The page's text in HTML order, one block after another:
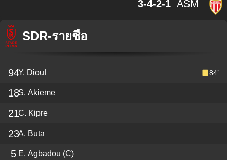
3-4-2-1 ASM
SDR-รายชื่อ
94Y. Diouf 84’
18S. Akieme
21C. Kipre
23A. Buta
5 E. Agbadou (C)